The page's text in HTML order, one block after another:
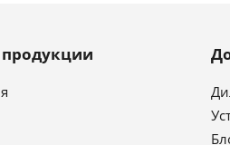
продукции